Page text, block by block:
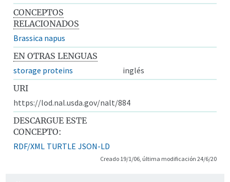
CONCEPTOS
RELACIONADOS
Brassica napus
EN OTRAS LENGUAS
storage proteins
inglés
URI
https://lod.nal.usda.gov/nalt/884
DESCARGUE ESTE
CONCEPTO:
RDF/XML TURTLE JSON-LD
Creado 19/1/06, última modificación 24/6/20